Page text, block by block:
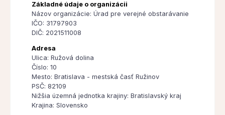
Základné údaje o organizácii
Názov organizácie: Úrad pre verejné obstarávanie
IČO: 31797903
DIČ: 2021511008
Adresa
Ulica: Ružová dolina
Číslo: 10
Mesto: Bratislava - mestská časť Ružinov
PSČ: 82109
Nižšia územná jednotka krajiny: Bratislavský kraj
Krajina: Slovensko